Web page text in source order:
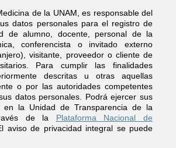
de la UNAM, es responsable del
datos personales para el registro de
de alumno, docente, personal de la
conferencista o invitado externo
visitante, proveedor o cliente de
Para cumplir las finalidades
descritas u otras aquellas
o por las autoridades competentes
datos personales. Podrá ejercer sus
en la Unidad de Transparencia de la
de la Plataforma Nacional de
aviso de privacidad integral se puede